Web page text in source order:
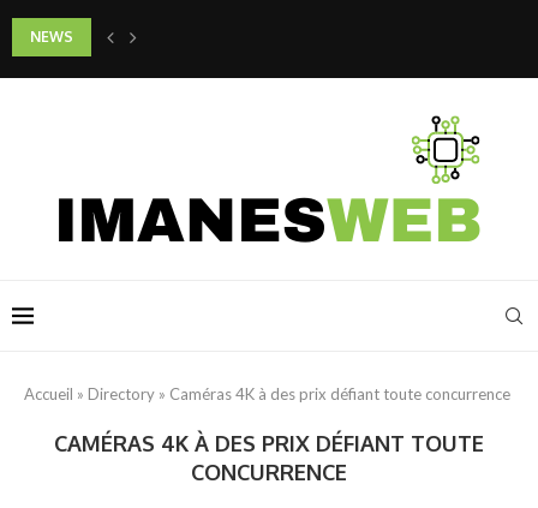
NEWS
Quels gestes adopter pour préserver la jeunesse de son cou et de son
Accueil » Directory » Caméras 4K à des prix défiant toute concurrence
CAMÉRAS 4K À DES PRIX DÉFIANT TOUTE
CONCURRENCE